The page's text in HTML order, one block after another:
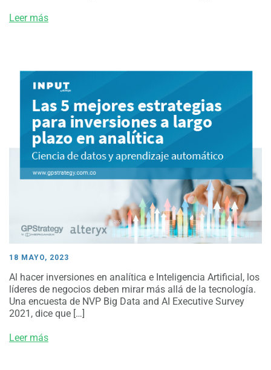
Leer más
18 MAYO, 2023
Al hacer inversiones en analítica e Inteligencia Artificial, los
líderes de negocios deben mirar más allá de la tecnología.
Una encuesta de NVP Big Data and AI Executive Survey
2021, dice que […]
Leer más